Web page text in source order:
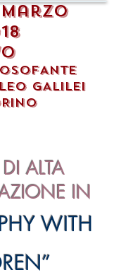
marzo
GALILEI
ALTA
IN
WITH